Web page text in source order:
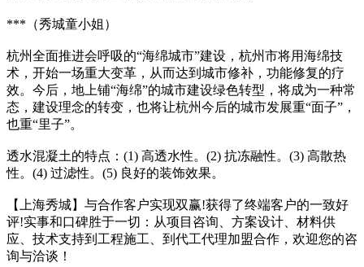
***（秀城童小姐）
杭州全面推进会呼吸的“海绵城市”建设，杭州市将用海绵技
术，开始一场重大变革，从而达到城市修补，功能修复的疗
效。今后，地上铺“海绵”的城市建设绿色转型，将成为一种常
态，建设理念的转变，也将让杭州今后的城市发展重“面子”，
也重“里子”。
透水混凝土的特点：(1) 高透水性。(2) 抗冻融性。(3) 高散热
性。(4) 过滤性。(5) 良好的装饰效果。
【上海秀城】与合作客户实现双赢!获得了终端客户的一致好
评!实事和口碑胜于一切：从项目咨询、方案设计、材料供
应、技术支持到工程施工、到代工代理加盟合作，欢迎您的咨
询与洽谈！